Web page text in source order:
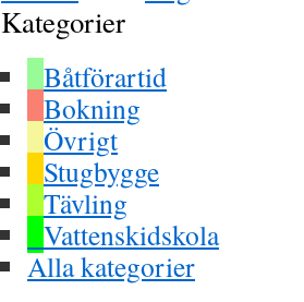
Kategorier
Båtförartid
Bokning
Övrigt
Stugbygge
Tävling
Vattenskidskola
Alla kategorier